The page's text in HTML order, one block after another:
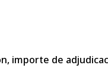
importe de